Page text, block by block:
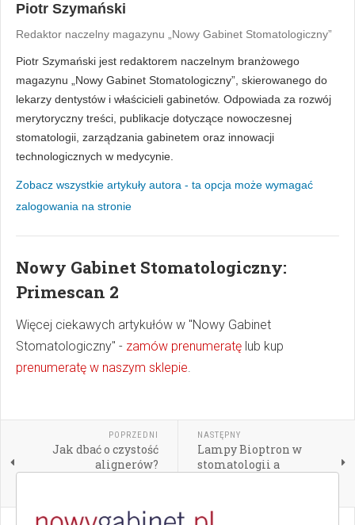
Piotr Szymański
Redaktor naczelny magazynu „Nowy Gabinet Stomatologiczny”
Piotr Szymański jest redaktorem naczelnym branżowego
magazynu „Nowy Gabinet Stomatologiczny”, skierowanego do
lekarzy dentystów i właścicieli gabinetów. Odpowiada za rozwój
merytoryczny treści, publikacje dotyczące nowoczesnej
stomatologii, zarządzania gabinetem oraz innowacji
technologicznych w medycynie.
Zobacz wszystkie artykuły autora - ta opcja może wymagać
zalogowania na stronie
Nowy Gabinet Stomatologiczny:
Primescan 2
Więcej ciekawych artykułów w "Nowy Gabinet
Stomatologiczny" - zamów prenumeratę lub kup
prenumeratę w naszym sklepie.
POPRZEDNI
Jak dbać o czystość
alignerów?
NASTĘPNY
Lampy Bioptron w
stomatologii a